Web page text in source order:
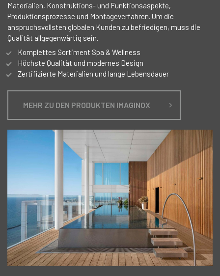
Materialien, Konstruktions- und Funktionsaspekte,
Produktionsprozesse und Montageverfahren. Um die
anspruchsvollsten globalen Kunden zu befriedigen, muss die
Qualität allgegenwärtig sein.
Komplettes Sortiment Spa & Wellness
Höchste Qualität und modernes Design
Zertifizierte Materialien und lange Lebensdauer
MEHR ZU DEN PRODUKTEN IMAGINOX